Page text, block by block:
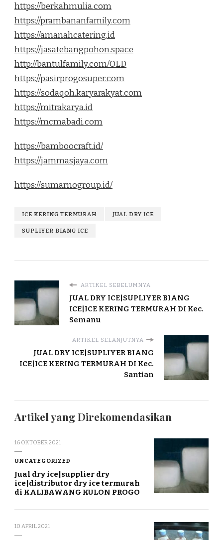
https://berkahmulia.com
https://prambananfamily.com
https://amanahcatering.id
https://jasatebangpohon.space
http://bantulfamily.com/OLD
https://pasirprogosuper.com
https://sodaqoh.karyarakyat.com
https://mitrakarya.id
https://mcmabadi.com
https://bamboocraft.id/
https://jammasjaya.com
https://sumarnogroup.id/
ICE KERING TERMURAH JUAL DRY ICE
SUPLIYER BIANG ICE
ARTIKEL SEBELUMNYA
JUAL DRY ICE|SUPLIYER BIANG
ICE|ICE KERING TERMURAH DI Kec.
Semanu
ARTIKEL SELANJUTNYA
JUAL DRY ICE|SUPLIYER BIANG
ICE|ICE KERING TERMURAH DI Kec.
Santian
Artikel yang Direkomendasikan
16 OKTOBER 2021
UNCATEGORIZED
Jual dry ice|supplier dry
ice|distributor dry ice termurah
di KALIBAWANG KULON PROGO
10 APRIL 2021